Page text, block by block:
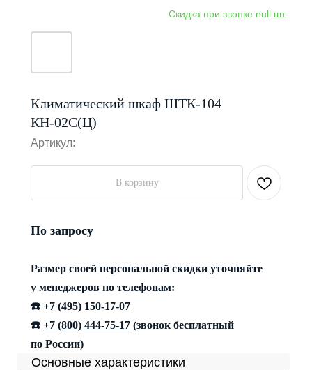
Климатический шкаф ШТК-104
КН-02С(Ц)
Артикул:
В корзину
По запросу
Размер своей персональной скидки уточняйте
у менеджеров по телефонам:
☎️ +7 (495) 150-17-07
☎️ +7 (800) 444-75-17 (звонок бесплатный
по России)
Основные характеристики